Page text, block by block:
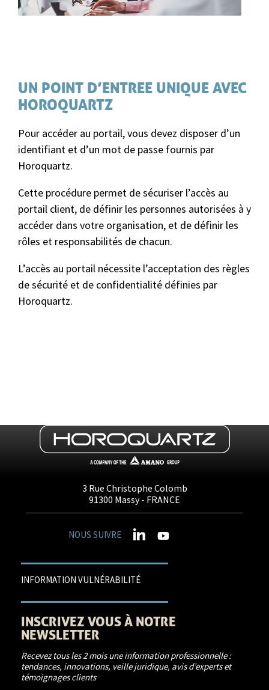
UN POINT D’ENTREE UNIQUE AVEC
HOROQUARTZ
Pour accéder au portail, vous devez disposer d’un
identifiant et d’un mot de passe fournis par
Horoquartz.
Cette procédure permet de sécuriser l’accès au
portail client, de définir les personnes autorisées à y
accéder dans votre organisation, et de définir les
rôles et responsabilités de chacun.
L’accès au portail nécessite l’acceptation des règles
de sécurité et de confidentialité définies par
Horoquartz.
3 Rue Christophe Colomb
91300 Massy- FRANCE
NOUS SUIVRE
INFORMATION VULNÉRABILITÉ
INSCRIVEZ VOUS À NOTRE
NEWSLETTER
Recevez tous les 2 mois une information professionnelle :
tendances, innovations, veille juridique, avis d’experts et
témoignages clients